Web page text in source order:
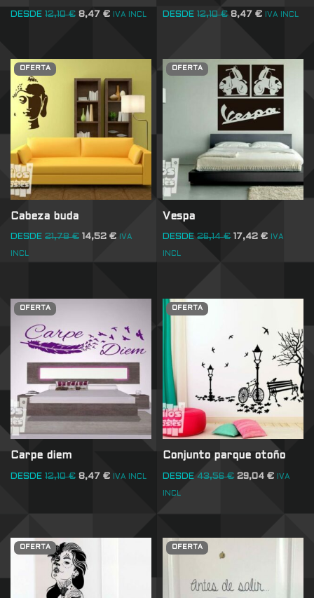
DESDE 12,10€ 8,47 € IVA INCL DESDE 12,10€ 8,47€ IVA INCL
OFERTA
Cabeza buda
DESDE 21,78€ 14,52 € IVA
INCL
OFERTA
Vespa
DESDE 26,14€ 17,42€ IVA
INCL
OFERTA
Carpe diem
DESDE 12,10€ 8,47 € IVA INCL
OFERTA
Conjunto parque otoño
DESDE 43,56€ 29,04€ IVA
INCL
OFERTA OFERTA